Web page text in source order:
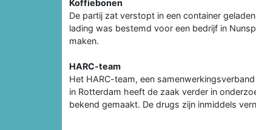
Koffiebonen
De partij zat verstopt in een container
lading was bestemd voor een bedrijf in
maken.
HARC-team
Het HARC-team, een
in Rotterdam heeft de zaak verder in
bekend gemaakt. De drugs zijn inmiddels